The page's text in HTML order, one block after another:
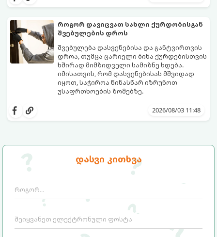
დასვი კითხვა
როგორ დავიცვათ სახლი ქურდობისგან
შვებულების დროს
შვებულება დასვენებისა და განტვირთვის
დროა, თუმცა ცარიელი ბინა ქურდებისთვის
ხშირად მიმზიდველი სამიზნე ხდება.
იმისათვის, რომ დასვენებისას მშვიდად
იყოთ, საჭიროა წინასწარ იზრუნოთ
უსაფრთხოების ზომებზე.
2026/08/03 11:48